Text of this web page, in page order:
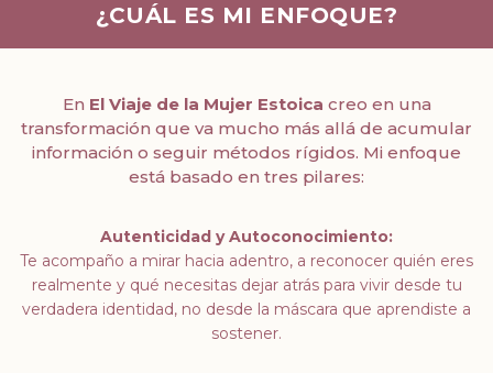
¿CUÁL ES MI ENFOQUE?
En El Viaje de la Mujer Estoica creo en una
transformación que va mucho más allá de acumular
información o seguir métodos rígidos. Mi enfoque
está basado en tres pilares:
Autenticidad y Autoconocimiento:
Te acompaño a mirar hacia adentro, a reconocer quién eres
realmente y qué necesitas dejaratrás para vivir desde tu
verdadera identidad, no desde la máscara que aprendiste a
sostener.